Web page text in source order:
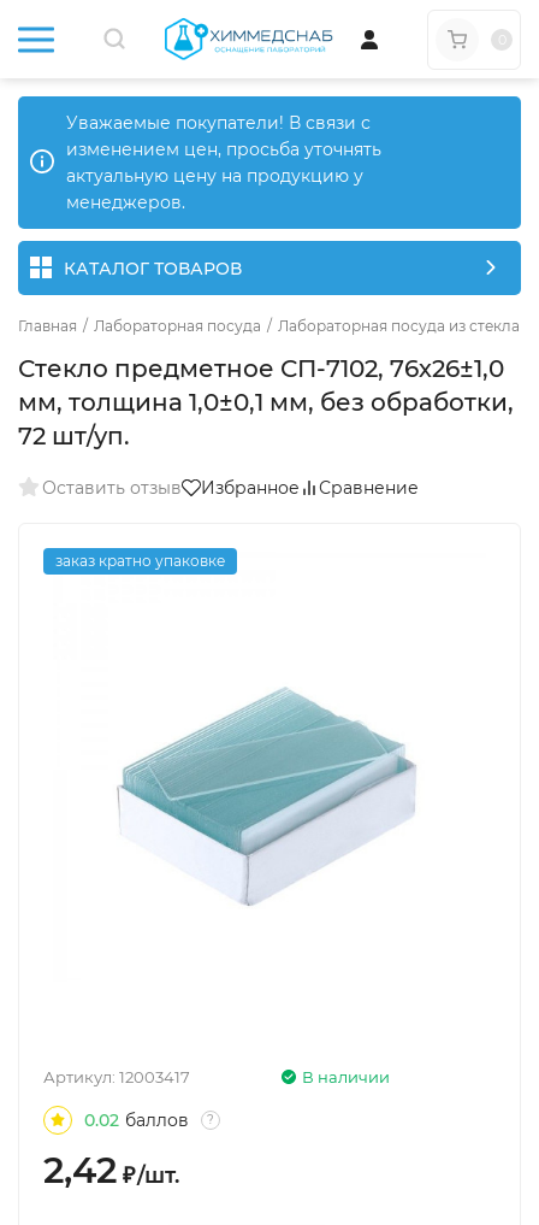
Уважаемые покупатели! В связи с
изменением цен, просьба уточнять
актуальную цену на продукцию у
менеджеров.
КАТАЛОГ ТОВАРОВ
Главная / Лабораторная посуда / Лабораторная посуда из стекла
Стекло предметное СП-7102, 76х26±1,0
мм, толщина 1,0±0,1 мм, без обработки,
72 шт/уп.
Оставить отзыв Избранное Сравнение
заказ кратно упаковке
В наличии
Артикул: 12003417
0.02 баллов ?
2,42 ₽/шт.